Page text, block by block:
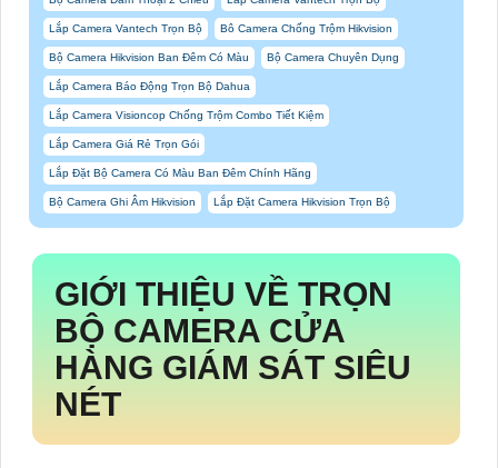
Lắp Camera Vantech Trọn Bộ Bô Camera Chống Trộm Hikvision
Bộ Camera Hikvision Ban Đêm Có Màu Bộ Camera Chuyên Dụng
Lắp Camera Báo Động Trọn Bộ Dahua
Lắp Camera Visioncop Chống Trộm Combo Tiết Kiệm
Lắp Camera Giá Rẻ Trọn Gói
Lắp Đặt Bộ Camera Có Màu Ban Đêm Chính Hãng
Bộ Camera Ghi Âm Hikvision Lắp Đặt Camera Hikvision Trọn Bộ
GIỚI THIỆU VỀ TRỌN
BỘ CAMERA CỬA
HÀNG GIÁM SÁT SIÊU
NÉT